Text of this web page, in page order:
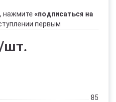
нажмите «подписаться на
первым
шт.
85